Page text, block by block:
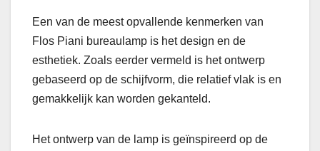
Een van de meest opvallende kenmerken van
Flos Piani bureaulamp is het design en de
esthetiek. Zoals eerder vermeld is het ontwerp
gebaseerd op de schijfvorm, die relatief vlak is en
gemakkelijk kan worden gekanteld.
Het ontwerp van de lamp is geïnspireerd op de